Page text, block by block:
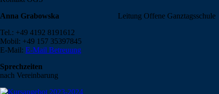
Anna Grabowska Leitung Offene Ganztagsschule
Tel.: +49 4192 8191612
Mobil: +49 157 35397845
E-Mail: E-Mail Betreuung
Sprechzeiten
nach Vereinbarung